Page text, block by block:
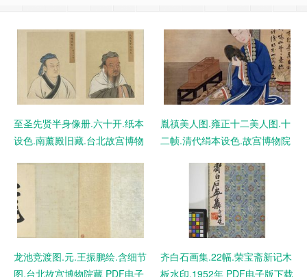
至圣先贤半身像册.六十开.纸本
设色.南薰殿旧藏.台北故宫博物
胤禛美人图.雍正十二美人图.十
二帧.清代绢本设色.故宫博物院
龙池竞渡图.元.王振鹏绘.含细节
图.台北故宫博物院藏 PDF电子
齐白石画集.22幅.荣宝斋新记木
板水印.1952年 PDF电子版下载